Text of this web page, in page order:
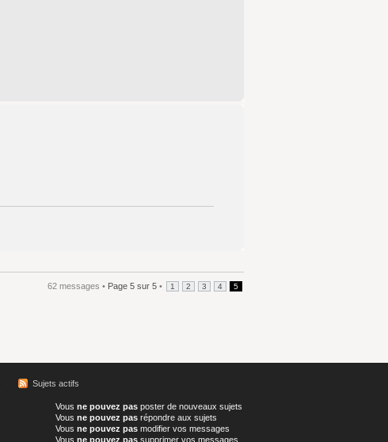
62 messages • Page 5 sur 5 • 1 2 3 4 5
Sujets actifs
Vous ne pouvez pasposter de nouveaux sujets
Vous ne pouvez pasrépondre aux sujets
Vous ne pouvez pasmodifier vos messages
Vous ne pouvez passupprimer vos messages